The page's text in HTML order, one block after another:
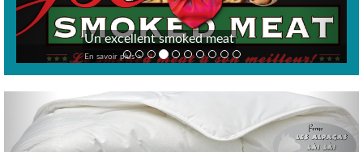
Un excellent smoked meat
En savoir plus >
Previous